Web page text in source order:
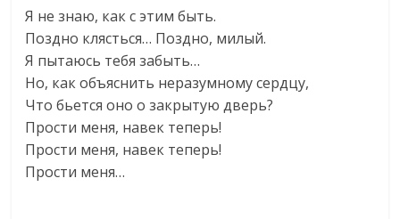
Я не знаю, как с этим быть.
Поздно клясться… Поздно, милый.
Я пытаюсь тебя забыть…
Но, как объяснить неразумному сердцу,
Что бьется оно о закрытую дверь?
Прости меня, навек теперь!
Прости меня, навек теперь!
Прости меня…